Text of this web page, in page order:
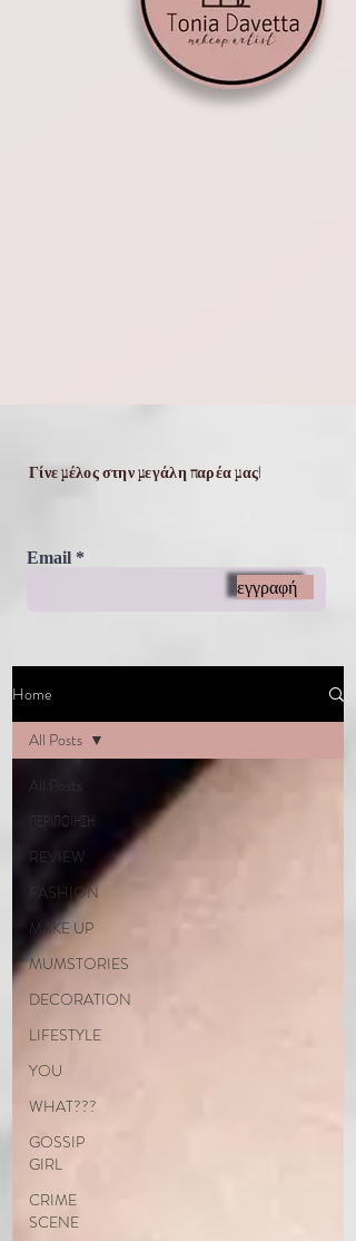
Email
εγγραφή
Γίνε μέλος στην μεγάλη παρέα μας!
Home
All Posts
ΠΕΡΙΠΟΙΗΣΗ
REVIEW
FASHION
MAKE UP
MUMSTORIES
DECORATION
LIFESTYLE
YOU
WHAT???
GOSSIP
GIRL
CRIME
SCENE
All Posts